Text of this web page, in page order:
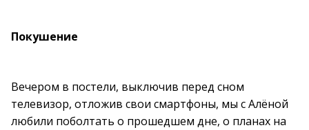
Покушение
Вечером в постели, выключив перед сном
телевизор, отложив свои смартфоны, мы с Алёной
любили поболтать о прошедшем дне, о планах на